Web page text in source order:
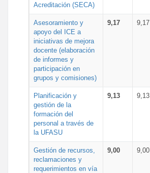
Acreditación (SECA)
Asesoramiento y
apoyo del ICE a
iniciativas de mejora
docente (elaboración
de informes y
participación en
grupos y comisiones)
9,17 9,17
Planificación y
gestión de la
formación del
personal a través de
la UFASU
9,13 9,13
Gestión de recursos,
reclamaciones y
requerimientos en vía
9,00 9,00